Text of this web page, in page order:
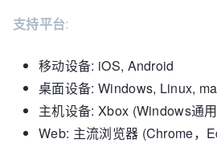
支持平台:
移动设备: iOS, Android
桌面设备: Windows, Linux,
主机设备: Xbox (Windows通
Web: 主流浏览器 (Chrome，